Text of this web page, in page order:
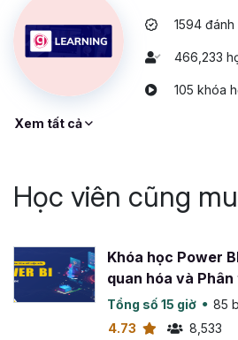
1594 đánh
466,233
105 khóa
Xem tất cả
Học viên cũng
Khóa học Power
quan hóa và
Tổng số 15 giờ
85
4.73
8,533